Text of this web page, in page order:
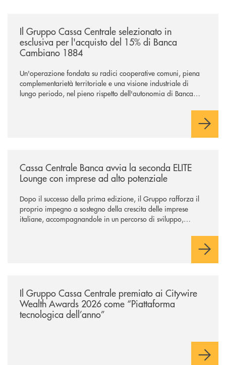
Il Gruppo Cassa Centrale selezionato in
esclusiva per l'acquisto del 15% di Banca
Cambiano 1884
Un'operazione fondata su radici cooperative comuni, piena
complementarietà territoriale e una visione industriale di
lungo periodo, nel pieno rispetto dell'autonomia di Banca
negoziazione esclusiva per la finalizzazione dell’operazione.
Cassa Centrale Banca avvia la seconda ELITE
Lounge con imprese ad alto potenziale
Dopo il successo della prima edizione, il Gruppo rafforza il
proprio impegno a sostegno della crescita delle imprese
italiane, accompagnandole in un percorso di sviluppo,
Il Gruppo Cassa Centrale premiato ai Citywire
Wealth Awards 2026 come “Piattaforma
tecnologica dell’anno”